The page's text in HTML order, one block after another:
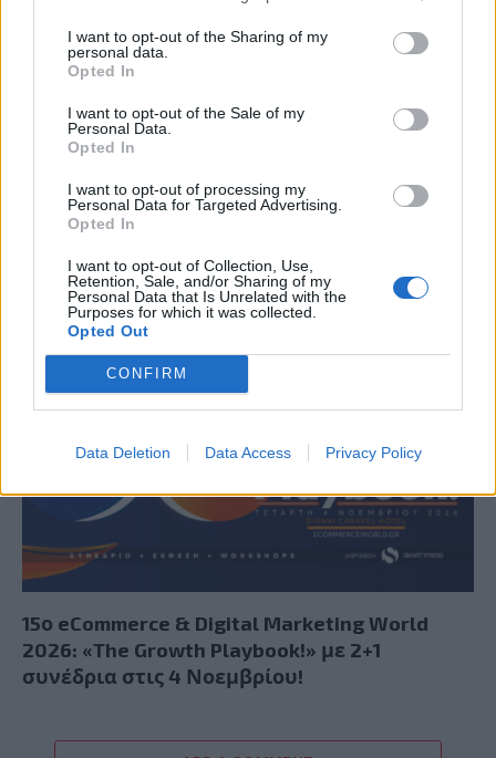
I want to opt-out of the Sharing of my
personal data.
Opted In
I want to opt-out of the Sale of my
Personal Data.
Opted In
I want to opt-out of processing my
Personal Data for Targeted Advertising.
Opted In
I want to opt-out of Collection, Use,
Retention, Sale, and/or Sharing of my
Personal Data that Is Unrelated with the
Purposes for which it was collected.
Opted Out
CONFIRM
Data Deletion Data Access Privacy Policy
νέου expansion του The Witcher 3 στη
Gamescom
15ο eCommerce & Digital Marketing World
2026: «The Growth Playbook!» με 2+1
συνέδρια στις 4 Νοεμβρίου!